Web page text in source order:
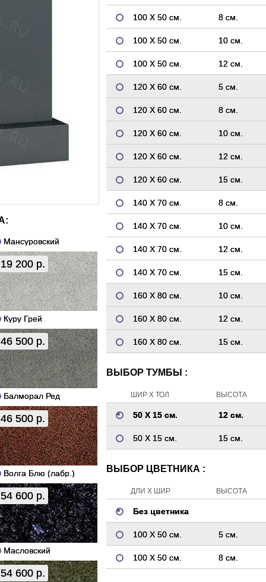
Мансуровский
19 200 р.
Куру Грей
46 500 р.
Балморал Ред
46 500 р.
Волга Блю (лабр.)
54 600 р.
Масловский
54 600 р.
100 Х 50 см. 8 см.
100 Х 50 см. 10 см.
100 Х 50 см. 12 см.
120 Х 60 см. 5 см.
120 Х 60 см. 8 см.
120 Х 60 см. 10 см.
120 Х 60 см. 12 см.
120 Х 60 см. 15 см.
140 Х 70 см. 8 см.
140 Х 70 см. 10 см.
140 Х 70 см. 12 см.
140 Х 70 см. 15 см.
160 Х 80 см. 10 см.
160 Х 80 см. 12 см.
160 Х 80 см. 15 см.
ВЫБОР ТУМБЫ :
ШИР Х ТОЛ ВЫСОТА
50 Х 15 см. 12 см.
50 Х 15 см. 15 см.
ВЫБОР ЦВЕТНИКА :
ДЛИ Х ШИР ВЫСОТА
Без цветника
100 Х 50 см. 5 см.
100 Х 50 см. 8 см.